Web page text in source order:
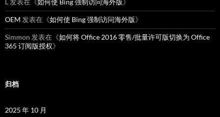
发表在《如何使 Bing 强制访问海外版 》
OEM 发表在《如何使 Bing 强制访问海外版》
Simmon 发表在《如何将 Office 2016 零售/批量许可版切换为 Office
365 订阅版授权》
归档
2025 年 10 月